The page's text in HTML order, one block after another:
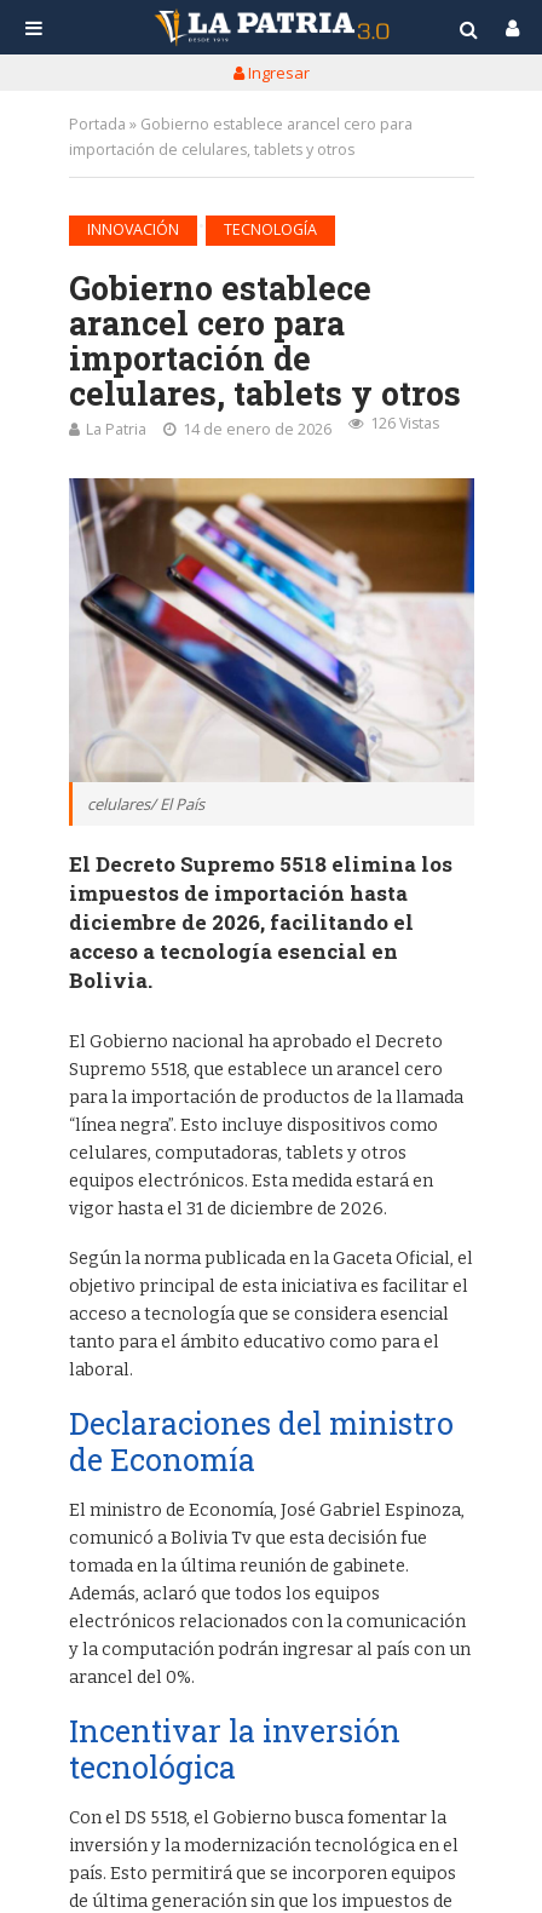
Ingresar
Portada » Gobierno establece arancel cero para
importación de celulares, tablets y otros
INNOVACIÓN TECNOLOGÍA
Gobierno establece
arancel cero para
importación de
celulares, tablets y otros
La Patria 14 de enero de 2026 126 Vistas
celulares/ El País
El Decreto Supremo 5518 elimina los
impuestos de importación hasta
diciembre de 2026, facilitando el
acceso a tecnología esencial en
Bolivia.
El Gobierno nacional ha aprobado el Decreto
Supremo 5518, que establece un arancel cero
para la importación de productos de la llamada
“línea negra”. Esto incluye dispositivos como
celulares, computadoras, tablets y otros
equipos electrónicos. Esta medida estará en
vigor hasta el 31 de diciembre de 2026.
Según la norma publicada en la Gaceta Oficial, el
objetivo principal de esta iniciativa es facilitar el
acceso a tecnología que se considera esencial
tanto para el ámbito educativo como para el
laboral.
Declaraciones del ministro
de Economía
El ministro de Economía, José Gabriel Espinoza,
comunicó a Bolivia Tv que esta decisión fue
tomada en la última reunión de gabinete.
Además, aclaró que todos los equipos
electrónicos relacionados con la comunicación
y la computación podrán ingresar al país con un
arancel del 0%.
Incentivar la inversión
tecnológica
Con el DS 5518, el Gobierno busca fomentar la
inversión y la modernización tecnológica en el
país. Esto permitirá que se incorporen equipos
de última generación sin que los impuestos de